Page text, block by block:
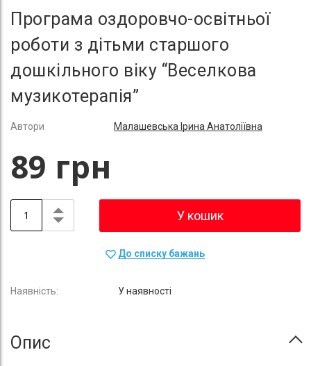
Програма оздоровчо-освітньої
роботи з дітьми старшого
дошкільного віку “Веселкова
музикотерапія”
Автори Малашевська Ірина Анатоліївна
89 грн
У кошик
До списку бажань
У наявності
Опис